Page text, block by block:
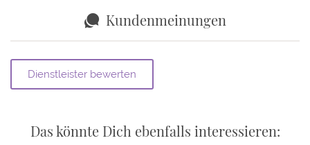
Kundenmeinungen
Das könnte Dich ebenfalls interessieren: